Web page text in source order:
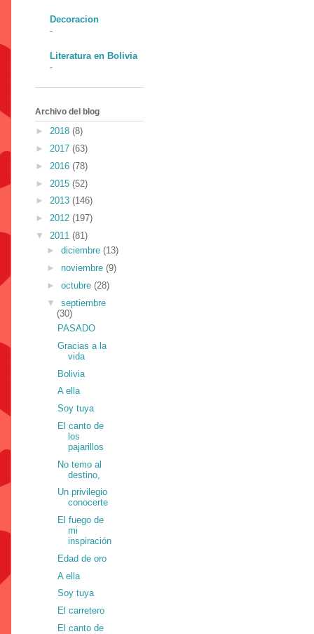
Decoracion
-
Literatura en Bolivia
-
Archivo del blog
► 2018 (8)
► 2017 (63)
► 2016 (78)
► 2015 (52)
► 2013 (146)
► 2012 (197)
▼ 2011 (81)
► diciembre (13)
► noviembre (9)
► octubre (28)
▼ septiembre
(30)
PASADO
Gracias a la
vida
Bolivia
A ella
Soy tuya
El canto de
los
pajarillos
No temo al
destino,
Un privilegio
conocerte
El fuego de
mi
inspiración
Edad de oro
A ella
Soy tuya
El carretero
El canto de